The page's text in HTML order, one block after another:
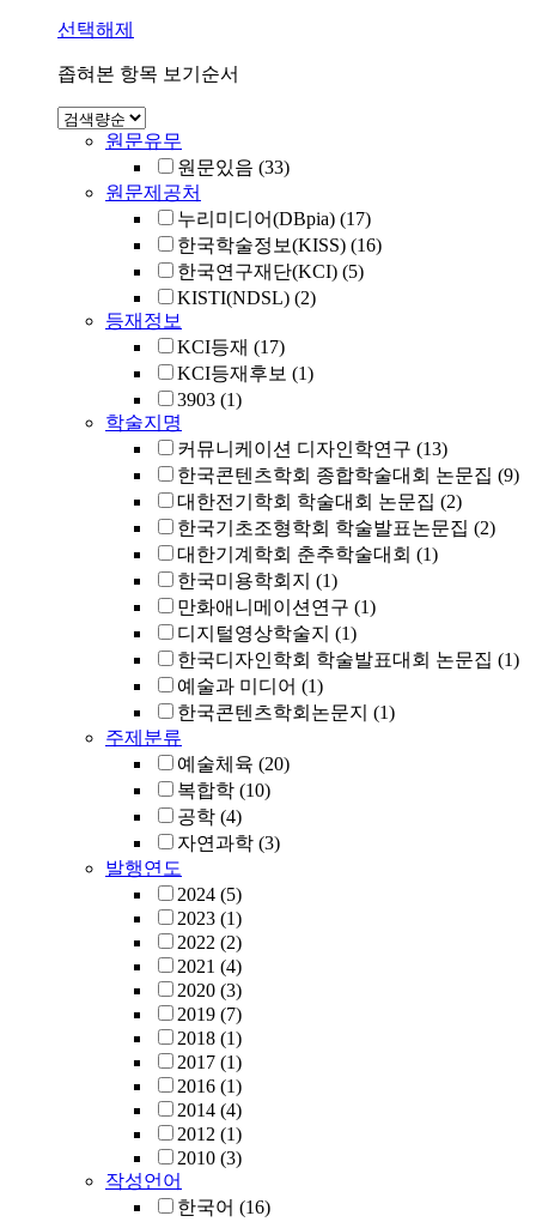
선택해제
좁혀본 항목 보기순서
원문유무
원문있음 (33)
원문제공처
누리미디어(DBpia) (17)
한국학술정보(KISS) (16)
한국연구재단(KCI) (5)
KISTI(NDSL) (2)
등재정보
KCI등재 (17)
KCI등재후보 (1)
3903 (1)
학술지명
커뮤니케이션 디자인학연구 (13)
한국콘텐츠학회 종합학술대회 논문집 (9)
대한전기학회 학술대회 논문집 (2)
한국기초조형학회 학술발표논문집 (2)
대한기계학회 춘추학술대회 (1)
한국미용학회지 (1)
만화애니메이션연구 (1)
디지털영상학술지 (1)
한국디자인학회 학술발표대회 논문집 (1)
예술과 미디어 (1)
한국콘텐츠학회논문지 (1)
주제분류
예술체육 (20)
복합학 (10)
공학 (4)
자연과학 (3)
발행연도
2024 (5)
2023 (1)
2022 (2)
2021 (4)
2020 (3)
2019 (7)
2018 (1)
2017 (1)
2016 (1)
2014 (4)
2012 (1)
2010 (3)
작성언어
한국어 (16)